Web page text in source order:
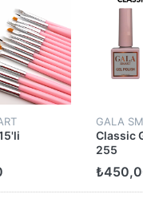
GALA
Classic
255